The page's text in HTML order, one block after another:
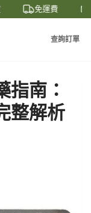
免運費
查詢訂單
指南：
整解析